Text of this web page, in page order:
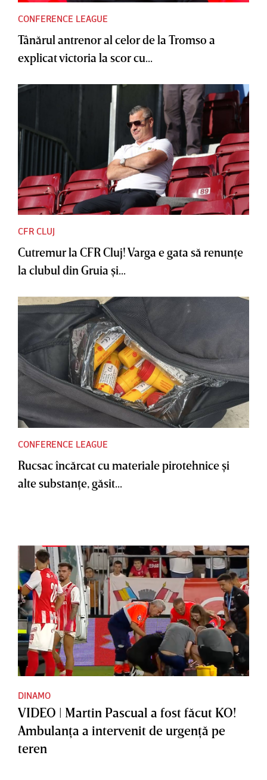
CONFERENCE LEAGUE
Tânărul antrenor al celor de la Tromso a
explicat victoria la scor cu...
CFR CLUJ
Cutremur la CFR Cluj! Varga e gata să renunţe
la clubul din Gruia şi...
CONFERENCE LEAGUE
Rucsac încărcat cu materiale pirotehnice şi
alte substanţe, găsit...
DINAMO
VIDEO | Martin Pascual a fost făcut KO!
Ambulanţa a intervenit de urgenţă pe
teren